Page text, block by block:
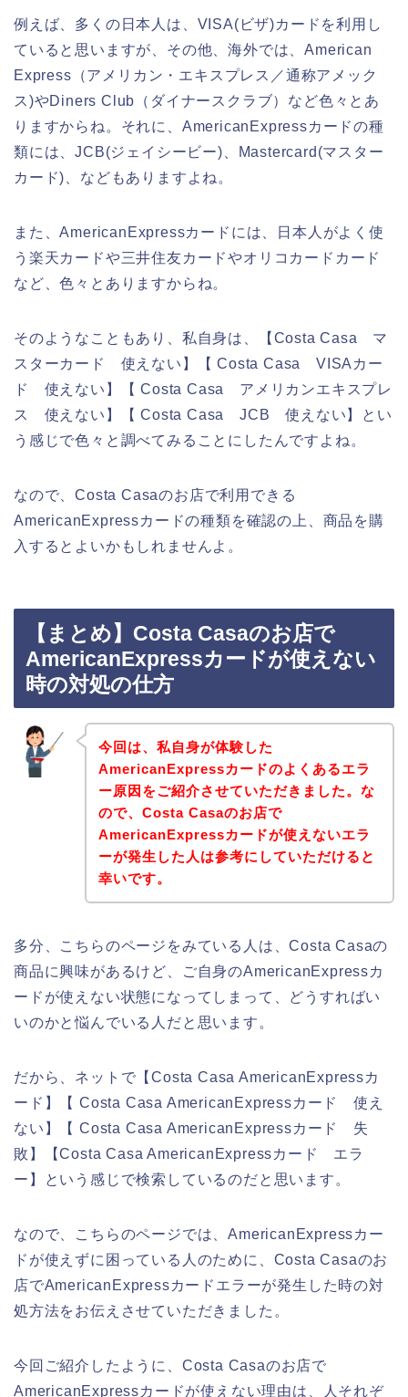
例えば、多くの日本人は、VISA(ビザ)カードを利用し
ていると思いますが、その他、海外では、American
Express（アメリカン・エキスプレス／通称アメック
ス)やDiners Club（ダイナースクラブ）など色々とあ
りますからね。それに、AmericanExpressカードの種
類には、JCB(ジェイシービー)、Mastercard(マスター
カード)、などもありますよね。
また、AmericanExpressカードには、日本人がよく使
う楽天カードや三井住友カードやオリコカードカード
など、色々とありますからね。
そのようなこともあり、私自身は、【Costa Casa マ
スターカード 使えない】【 Costa Casa VISAカー
ド 使えない】【 Costa Casa アメリカンエキスプレ
ス 使えない】【 Costa Casa JCB 使えない】とい
う感じで色々と調べてみることにしたんですよね。
なので、Costa Casaのお店で利用できる
AmericanExpressカードの種類を確認の上、商品を購
入するとよいかもしれませんよ。
【まとめ】Costa Casaのお店で
AmericanExpressカードが使えない
時の対処の仕方
今回は、私自身が体験した
AmericanExpressカードのよくあるエラ
ー原因をご紹介させていただきました。な
ので、Costa Casaのお店で
AmericanExpressカードが使えないエラ
ーが発生した人は参考にしていただけると
幸いです。
多分、こちらのページをみている人は、Costa Casaの
商品に興味があるけど、ご自身のAmericanExpressカ
ードが使えない状態になってしまって、どうすればい
いのかと悩んでいる人だと思います。
だから、ネットで【Costa Casa AmericanExpressカ
ード】【 Costa Casa AmericanExpressカード 使え
ない】【 Costa Casa AmericanExpressカード 失
敗】【Costa Casa AmericanExpressカード エラ
ー】という感じで検索しているのだと思います。
なので、こちらのページでは、AmericanExpressカー
ドが使えずに困っている人のために、Costa Casaのお
店でAmericanExpressカードエラーが発生した時の対
処方法をお伝えさせていただきました。
今回ご紹介したように、Costa Casaのお店で
AmericanExpressカードが使えない理由は、人それぞ